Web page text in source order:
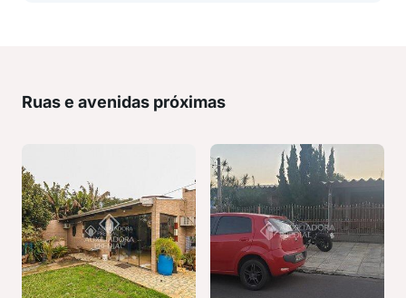
Ruas e avenidas próximas